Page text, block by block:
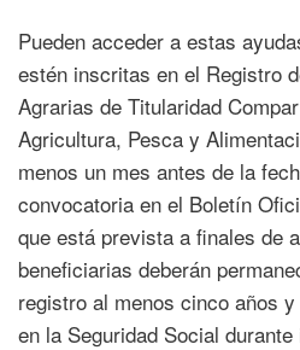
Pueden acceder a estas
estén inscritas en el Registro
Agrarias de Titularidad
Agricultura, Pesca y
menos un mes antes de la
convocatoria en el Boletín
que está prevista a finales de
beneficiarias deberán
registro al menos cinco años
en la Seguridad Social